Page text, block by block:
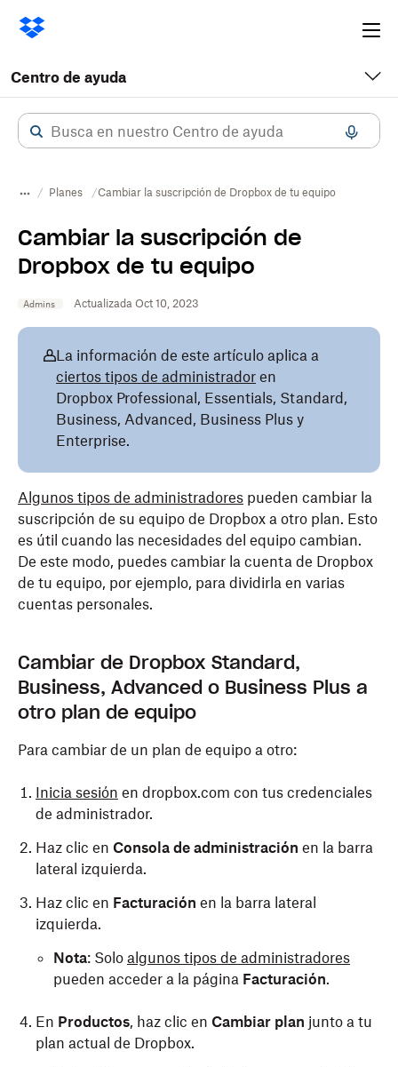
Centro de ayuda
Planes Cambiar la suscripción de Dropbox de tu equipo
Cambiar la suscripción de
Dropbox de tu equipo
Admins Actualizada Oct 10, 2023
La información de este artículo aplica a
ciertos tipos de administrador en
Dropbox Professional, Essentials, Standard,
Business, Advanced, Business Plus y
Enterprise.
Algunos tipos de administradores pueden cambiar la
suscripción de su equipo de Dropbox a otro plan. Esto
es útil cuando las necesidades del equipo cambian.
De este modo, puedes cambiar la cuenta de Dropbox
de tu equipo, por ejemplo, para dividirla en varias
cuentas personales.
Cambiar de Dropbox Standard,
Business, Advanced o Business Plus a
otro plan de equipo
Para cambiar de un plan de equipo a otro:
Inicia sesión en dropbox.com con tus credenciales
de administrador.
Haz clic en Consola de administración en la barra
lateral izquierda.
Haz clic en Facturación en la barra lateral
izquierda.
Nota: Solo algunos tipos de administradores
pueden acceder a la página Facturación.
En Productos, haz clic en Cambiar plan junto a tu
plan actual de Dropbox.